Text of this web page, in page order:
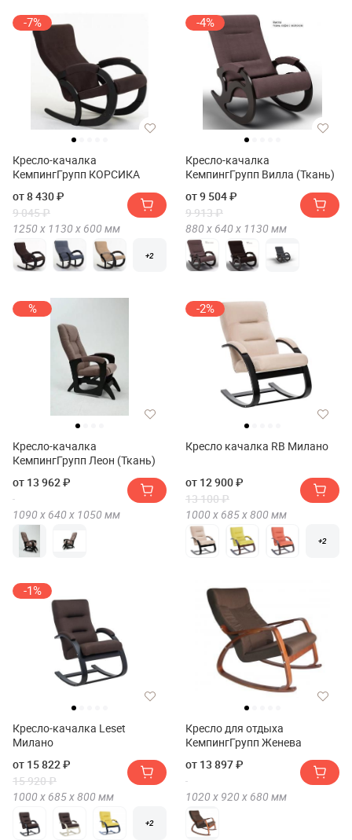
-7%
Кресло-качалка
КемпингГрупп КОРСИКА
от 8 430 ₽
9 045 ₽
1250 х 1130 х 600 мм
+2
-4%
Кресло-качалка
КемпингГрупп Вилла (Ткань)
от 9 504 ₽
9 913 ₽
880 х 640 х 1130 мм
%
Кресло-качалка
КемпингГрупп Леон (Ткань)
от 13 962 ₽
1090 х 640 х 1050 мм
-2%
Кресло качалка RB Милано
от 12 900 ₽
13 100 ₽
1000 х 685 х800 мм
+2
-1%
Кресло-качалка Leset
Милано
от 15 822 ₽
15 920 ₽
1000 х 685 х800 мм
+2
Кресло для отдыха
КемпингГрупп Женева
от 13 897 ₽
1020 х 920 х 680 мм